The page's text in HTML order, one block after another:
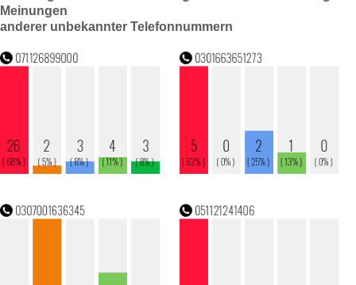
Meinungen
anderer unbekannter Telefonnummern